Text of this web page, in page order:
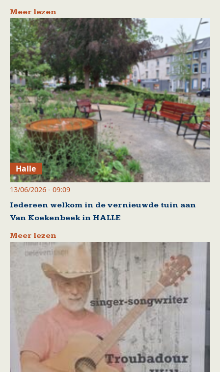
Meer lezen
Halle
13/06/2026 - 09:09
Iedereen welkom in de vernieuwde tuin aan
Van Koekenbeek in HALLE
Meer lezen